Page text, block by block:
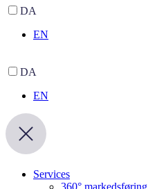
DA
EN
DA
EN
Services